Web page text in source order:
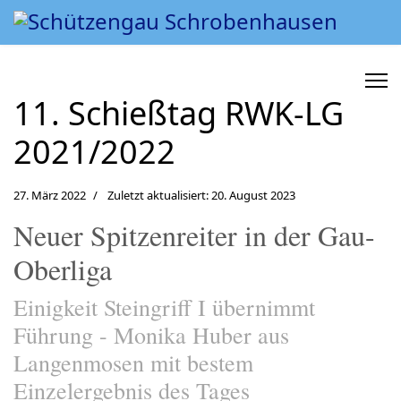
11. Schießtag RWK-LG
2021/2022
27. März 2022 Zuletzt aktualisiert: 20. August 2023
Neuer Spitzenreiter in der Gau-
Oberliga
Einigkeit Steingriff I übernimmt
Führung - Monika Huber aus
Langenmosen mit bestem
Einzelergebnis des Tages